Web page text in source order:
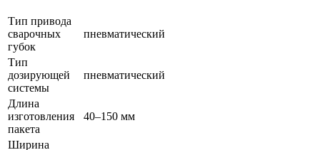
Тип привода
сварочных
губок
пневматический
Тип
дозирующей
системы
пневматический
Длина
изготовления
пакета
40–150 мм
Ширина